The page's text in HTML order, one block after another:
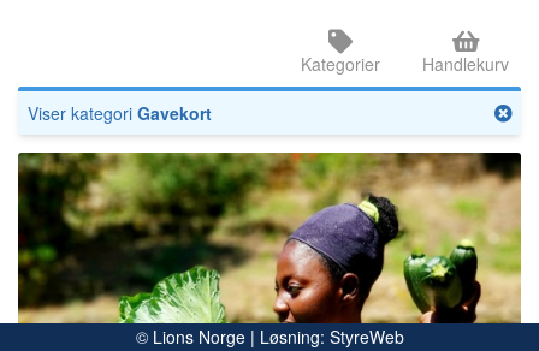
Kategorier Handlekurv
Viser kategori Gavekort
Gavekort - Næringsrik mat
Se detaljer
Fattigdom fører ofte med seg under- og feilernæring.
© Lions Norge | Løsning: StyreWeb